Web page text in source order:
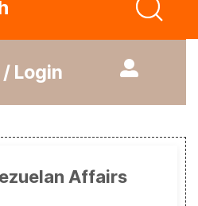
Login
Affairs